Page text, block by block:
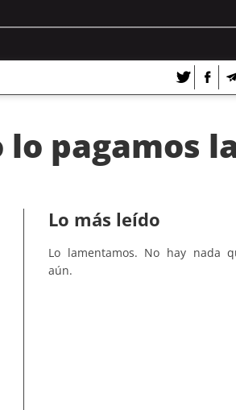
pagamos
Lo más leído
Lo lamentamos. No hay nada
aún.